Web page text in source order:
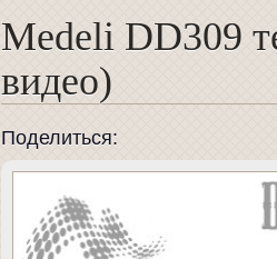
Medeli DD309
видео)
Поделиться: